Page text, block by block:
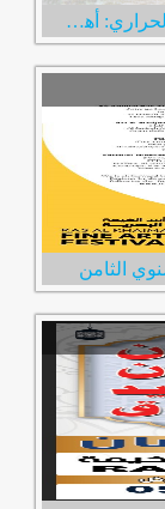
المؤتمر الدولي السادس حول الاحتباس الحراري: أهمية المحيطات
الثامن